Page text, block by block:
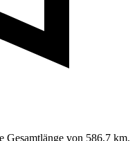
Gesamtlänge von 586,7 km.